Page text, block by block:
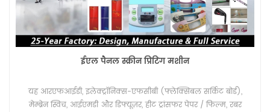
ईएल पैनल स्क्रीन प्रिंटिंग मशीन
यह आरएफआईडी, इलेक्ट्रॉनिक्स-एफसीबी (फ्लेक्सिबल सर्किट बोर्ड),
मेम्ब्रेन स्विच, आईएमडी और डिफ्यूज़र, हीट ट्रांसफर पेपर / फिल्म, रबर